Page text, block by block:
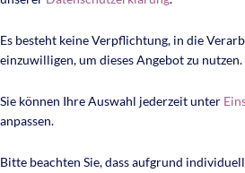
Es besteht keine Verpflichtung, in die
einzuwilligen, um dieses Angebot zu nutzen.
Sie können Ihre Auswahl jederzeit unter
anpassen.
Bitte beachten Sie, dass aufgrund